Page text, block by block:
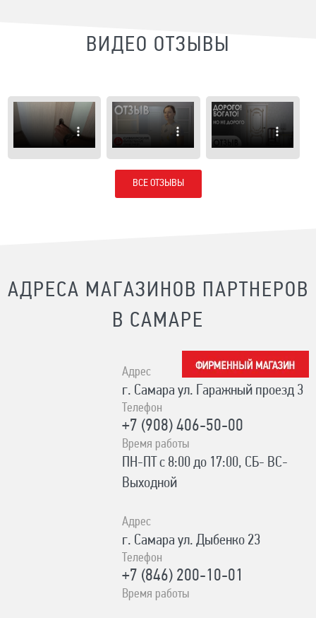
ВИДЕО ОТЗЫВЫ
ВСЕ ОТЗЫВЫ
АДРЕСА МАГАЗИНОВ ПАРТНЕРОВ
В САМАРЕ
Адрес
г. Самара ул. Гаражный проезд 3
Телефон
+7 (908) 406-50-00
Время работы
ПН-ПТ с 8:00 до 17:00, СБ- ВС-
Выходной
Адрес
г. Самара ул. Дыбенко 23
Телефон
+7 (846) 200-10-01
Время работы